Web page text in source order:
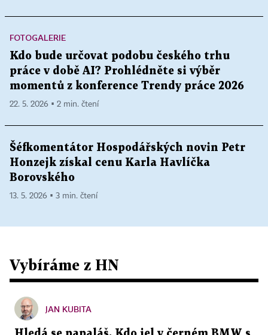
FOTOGALERIE
Kdo bude určovat podobu českého trhu
práce v době AI? Prohlédněte si výběr
momentů z konference Trendy práce 2026
22. 5. 2026 ▪ 2 min. čtení
Šéfkomentátor Hospodářských novin Petr
Honzejk získal cenu Karla Havlíčka
Borovského
13. 5. 2026 ▪ 3 min. čtení
Vybíráme z HN
JAN KUBITA